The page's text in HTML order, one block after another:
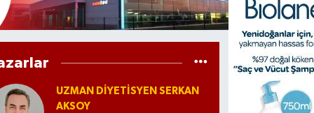
UZMAN DIYETISYEN SERKAN
AKSOY